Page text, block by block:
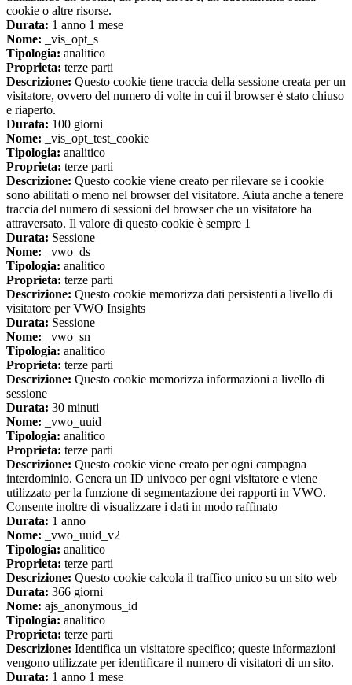
cookie o altre risorse.
Durata: 1 anno 1 mese
Nome: _vis_opt_s
Tipologia: analitico
Proprieta: terze parti
Descrizione: Questo cookie tiene traccia della sessione creata per un
visitatore, ovvero del numero di volte in cui il browser è stato chiuso
e riaperto.
Durata: 100 giorni
Nome: _vis_opt_test_cookie
Tipologia: analitico
Proprieta: terze parti
Descrizione: Questo cookie viene creato per rilevare se i cookie
sono abilitati o meno nel browser del visitatore. Aiuta anche a tenere
traccia del numero di sessioni del browser che un visitatore ha
attraversato. Il valore di questo cookie è sempre 1
Durata: Sessione
Nome: _vwo_ds
Tipologia: analitico
Proprieta: terze parti
Descrizione: Questo cookie memorizza dati persistenti a livello di
visitatore per VWO Insights
Durata: Sessione
Nome: _vwo_sn
Tipologia: analitico
Proprieta: terze parti
Descrizione: Questo cookie memorizza informazioni a livello di
sessione
Durata: 30 minuti
Nome: _vwo_uuid
Tipologia: analitico
Proprieta: terze parti
Descrizione: Questo cookie viene creato per ogni campagna
interdominio. Genera un ID univoco per ogni visitatore e viene
utilizzato per la funzione di segmentazione dei rapporti in VWO.
Consente inoltre di visualizzare i dati in modo raffinato
Durata: 1 anno
Nome: _vwo_uuid_v2
Tipologia: analitico
Proprieta: terze parti
Descrizione: Questo cookie calcola il traffico unico su un sito web
Durata: 366 giorni
Nome: ajs_anonymous_id
Tipologia: analitico
Proprieta: terze parti
Descrizione: Identifica un visitatore specifico; queste informazioni
vengono utilizzate per identificare il numero di visitatori di un sito.
Durata: 1 anno 1 mese